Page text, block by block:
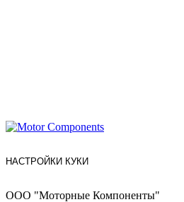
НАСТРОЙКИ КУКИ
ООО "Моторные Компоненты"